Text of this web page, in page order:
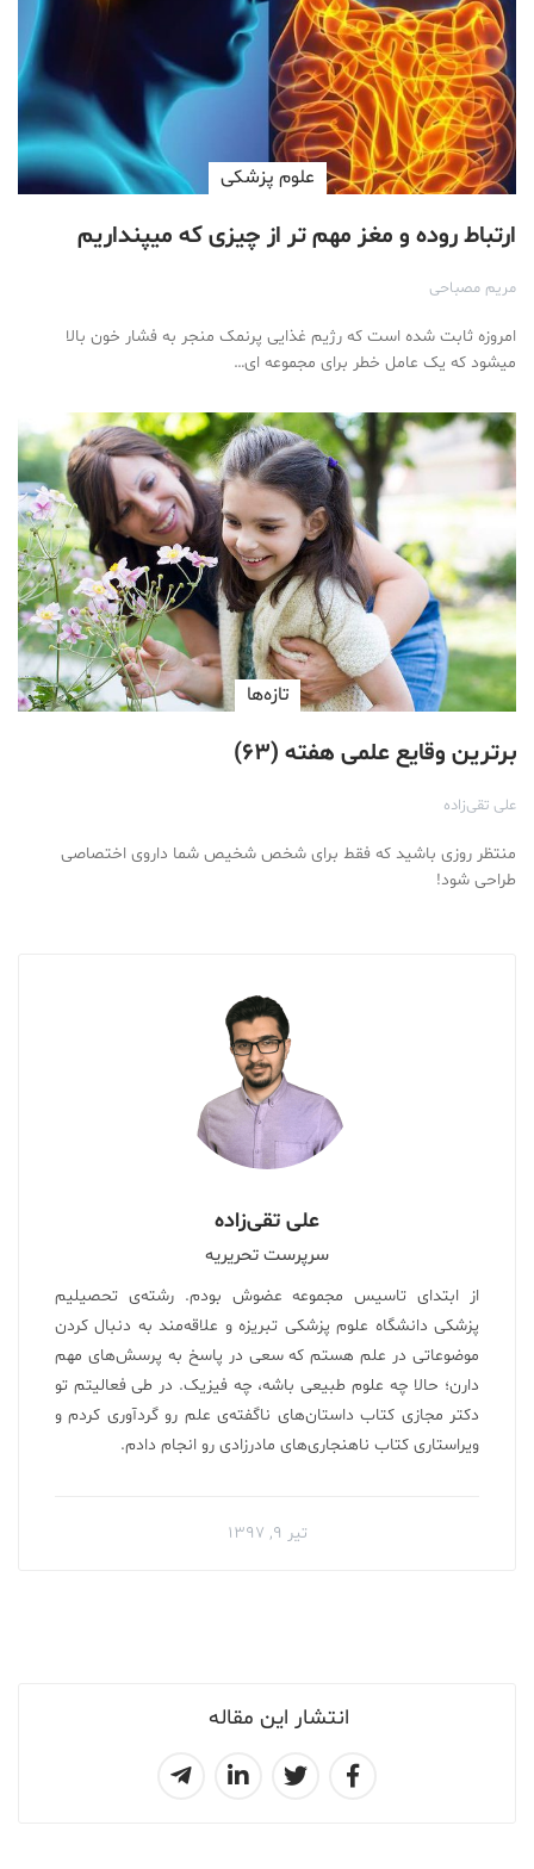
انتشار این مقاله
علوم پزشكی
ارتباط روده و مغز مهم تر از چیزی که میپنداریم
مریم مصباحی
امروزه ثابت شده است که رژیم غذایی پرنمک منجر به فشار خون بالا
میشود که یک عامل خطر برای مجموعه ای…
تازه‌ها
برترین وقایع علمی هفته (۶۳)
علی تقی‌زاده
منتظر روزی باشید که فقط برای شخص شخیص شما داروی اختصاصی
طراحی شود!
علی تقی‌زاده
سرپرست تحریریه
از ابتدای تاسیس مجموعه عضوش بودم. رشته‌ی تحصیلیم
پزشکی دانشگاه علوم پزشکی تبریزه و علاقه‌مند به دنبال کردن
موضوعاتی در علم هستم که سعی در پاسخ به پرسش‌های مهم
دارن؛ حالا چه علوم طبیعی باشه، چه فیزیک. در طی فعالیتم تو
دکتر مجازی کتاب داستان‌های ناگفته‌ی علم رو گردآوری کردم‌ و
ویراستاری کتاب ناهنجاری‌های مادرزادی رو انجام دادم.
تیر ۹, ۱۳۹۷